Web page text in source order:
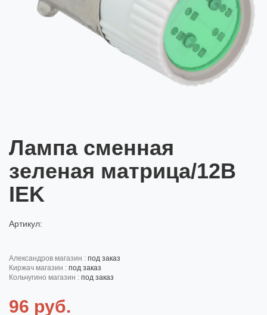
Лампа сменная
зеленая матрица/12В
IEK
Артикул:
александров магазин : под заказ
киржач магазин : под заказ
кольчугино магазин : под заказ
96 руб.